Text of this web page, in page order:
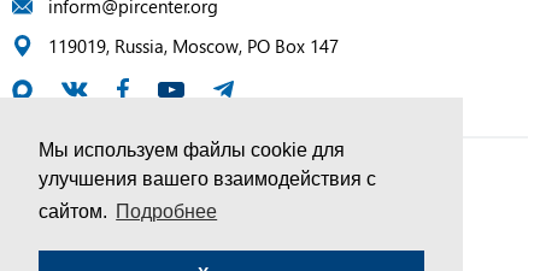
Мы используем файлы cookie для
улучшения вашего взаимодействия с
сайтом. Подробнее
inform@pircenter.org
119019, Russia, Moscow, PO Box 147
© PIR Center, 1994–2025 | All Rights Reserved